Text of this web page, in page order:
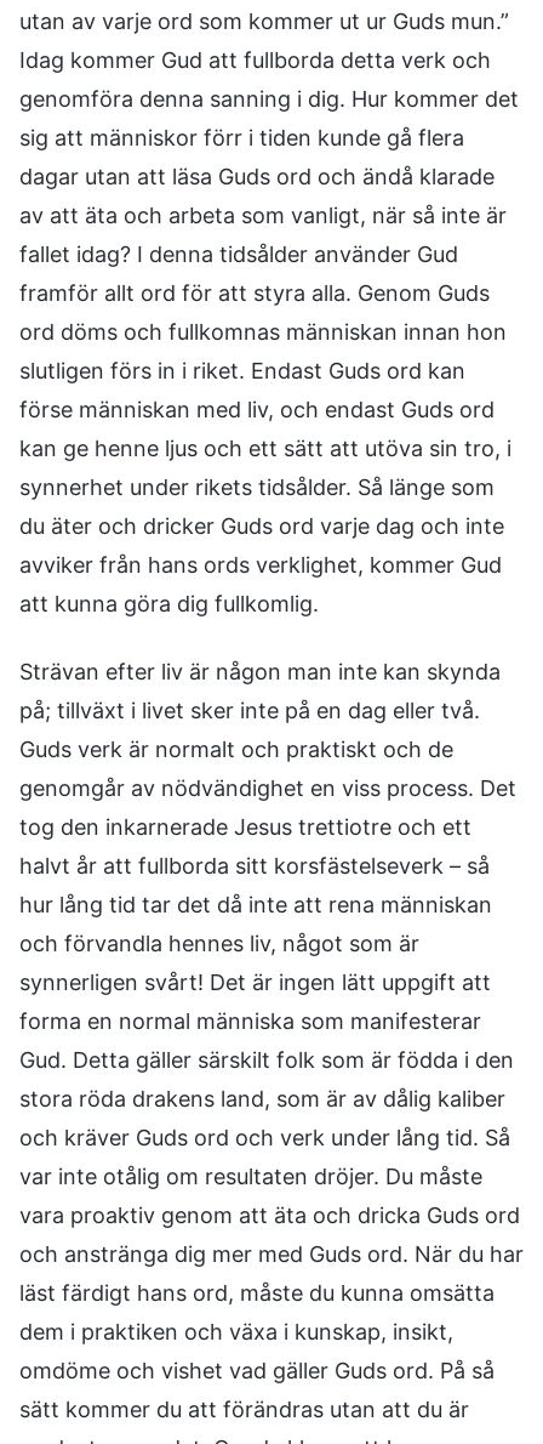
utan av varje ord som kommer ut ur Guds mun.”
Idag kommer Gud att fullborda detta verk och
genomföra denna sanning i dig. Hur kommer det
sig att människor förr i tiden kunde gå flera
dagar utan att läsa Guds ord och ändå klarade
av att äta och arbeta som vanligt, när så inte är
fallet idag? I denna tidsålder använder Gud
framför allt ord för att styra alla. Genom Guds
ord döms och fullkomnas människan innan hon
slutligen förs in i riket. Endast Guds ord kan
förse människan med liv, och endast Guds ord
kan ge henne ljus och ett sätt att utöva sin tro, i
synnerhet under rikets tidsålder. Så länge som
du äter och dricker Guds ord varje dag och inte
avviker från hans ords verklighet, kommer Gud
att kunna göra dig fullkomlig.
Strävan efter liv är någon man inte kan skynda
på; tillväxt i livet sker inte på en dag eller två.
Guds verk är normalt och praktiskt och de
genomgår av nödvändighet en viss process. Det
tog den inkarnerade Jesus trettiotre och ett
halvt år att fullborda sitt korsfästelseverk – så
hur lång tid tar det då inte att rena människan
och förvandla hennes liv, något som är
synnerligen svårt! Det är ingen lätt uppgift att
forma en normal människa som manifesterar
Gud. Detta gäller särskilt folk som är födda i den
stora röda drakens land, som är av dålig kaliber
och kräver Guds ord och verk under lång tid. Så
var inte otålig om resultaten dröjer. Du måste
vara proaktiv genom att äta och dricka Guds ord
och anstränga dig mer med Guds ord. När du har
läst färdigt hans ord, måste du kunna omsätta
dem i praktiken och växa i kunskap, insikt,
omdöme och vishet vad gäller Guds ord. På så
sätt kommer du att förändras utan att du är